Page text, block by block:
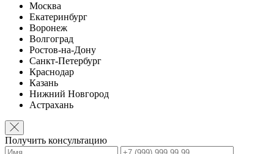
Москва
Екатеринбург
Воронеж
Волгоград
Ростов-на-Дону
Санкт-Петербург
Краснодар
Казань
Нижний Новгород
Астрахань
Получить консультацию